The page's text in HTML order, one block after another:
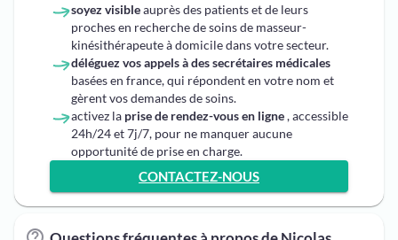
soyez visibleauprès des patients et de leurs
proches en recherche de soins de masseur-
kinésithérapeute à domicile dans votre secteur.
déléguez vos appels à des secrétaires médicales
basées en france, qui répondent en votre nom et
gèrent vos demandes de soins.
activez la prise de rendez-vous en ligne, accessible
24h/24 et 7j/7, pour ne manquer aucune
opportunité de prise en charge.
CONTACTEZ-NOUS